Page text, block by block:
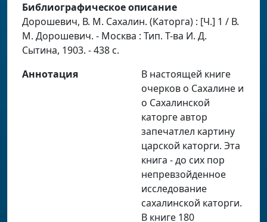
Библиографическое описание
Дорошевич, В. М. Сахалин. (Каторга) : [Ч.] 1 / В.
М. Дорошевич. - Москва : Тип. Т-ва И. Д.
Сытина, 1903. - 438 с.
Аннотация
В настоящей книге
очерков о Сахалине и
о Сахалинской
каторге автор
запечатлел картину
царской каторги. Эта
книга - до сих пор
непревзойденное
исследование
сахалинской каторги.
В книге 180